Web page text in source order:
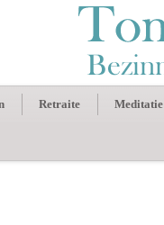
Retraite Meditatie